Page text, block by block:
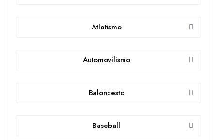
Atletismo
Automovilismo
Baloncesto
Baseball